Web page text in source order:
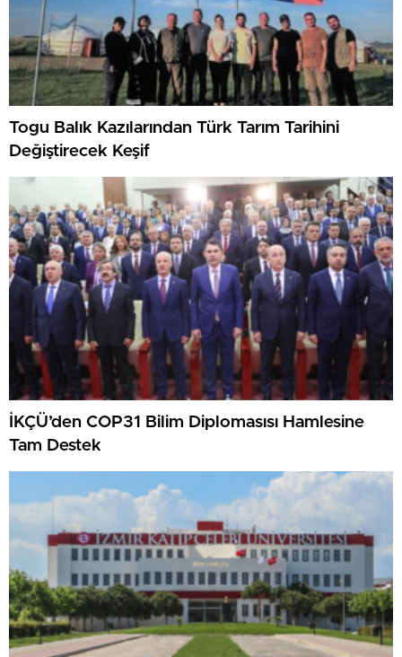
Togu Balık Kazılarından Türk Tarım Tarihini
Değiştirecek Keşif
İKÇÜ’den COP31 Bilim Diplomasısı Hamlesine
Tam Destek